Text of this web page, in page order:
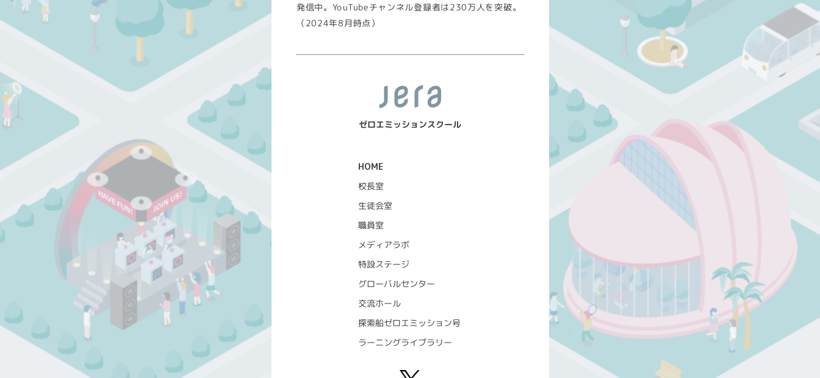
発信中。YouTubeチャンネル登録者は230万人を突破。
（2024年8月時点）
ゼロエミッションスクール
HOME
校長室
生徒会室
職員室
メディアラボ
特設ステージ
グローバルセンター
交流ホール
探索船ゼロエミッション号
ラーニングライブラリー